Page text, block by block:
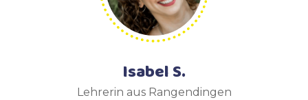
Isabel S.
Lehrerin aus Rangendingen